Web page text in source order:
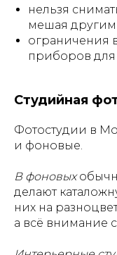
нельзя
мешая другим
ограничения
приборов для
Студийная
Фотостудии в
и фоновые.
В фоновых
делают
них на
а всё внимание